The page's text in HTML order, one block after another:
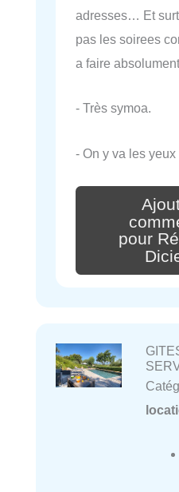
adresses… Et
pas les soirees
a faire
- Très symoa.
- On y va les yeux
pour